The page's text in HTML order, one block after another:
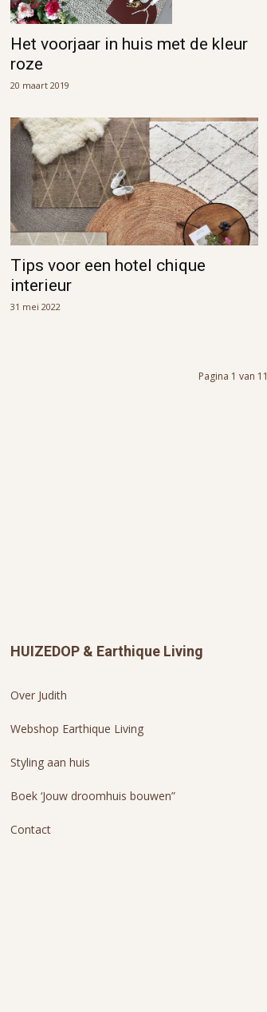
Het voorjaar in huis met de kleur
roze
20 maart 2019
Tips voor een hotel chique
interieur
31 mei 2022
Pagina 1 van 11
HUIZEDOP & Earthique Living
Over Judith
Webshop Earthique Living
Styling aan huis
Boek ‘Jouw droomhuis bouwen”
Contact